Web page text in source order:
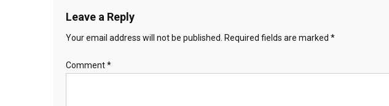
Leave a Reply
Your email address will not be published. Required fields are marked *
Comment*